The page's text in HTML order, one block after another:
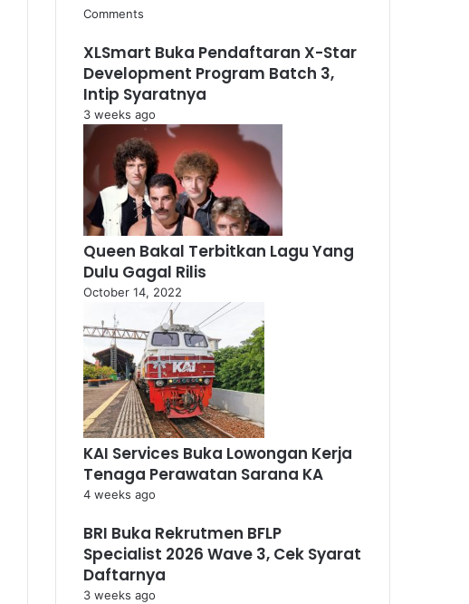
Comments
XLSmart Buka Pendaftaran X-Star
Development Program Batch 3,
Intip Syaratnya
3 weeks ago
Queen Bakal Terbitkan Lagu Yang
Dulu Gagal Rilis
October 14, 2022
KAI Services Buka Lowongan Kerja
Tenaga Perawatan Sarana KA
4 weeks ago
BRI Buka Rekrutmen BFLP
Specialist 2026 Wave 3, Cek Syarat
Daftarnya
3 weeks ago